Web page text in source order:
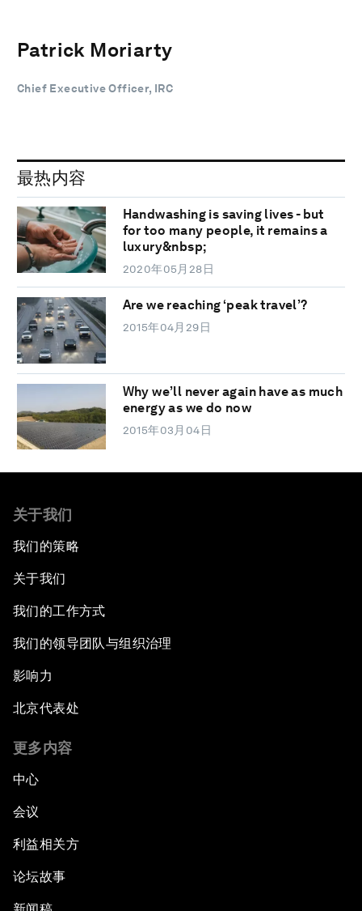
Patrick Moriarty
Chief Executive Officer, IRC
最热内容
Handwashing is saving lives - but
for too many people, it remains a
luxury&nbsp;
2020年05月28日
Are we reaching ‘peak travel’?
2015年04月29日
Why we’ll never again have as much
energy as we do now
2015年03月04日
关于我们
我们的策略
关于我们
我们的工作方式
我们的领导团队与组织治理
影响力
北京代表处
更多内容
中心
会议
利益相关方
论坛故事